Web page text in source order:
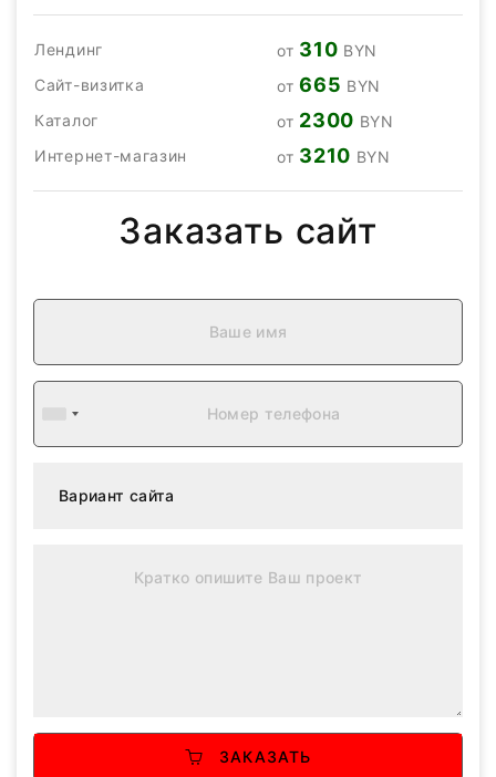
Лендинг от 310 BYN
Сайт-визитка
от665 BYN
Каталог
от 2300 BYN
Интернет-магазин
от 3210 BYN
Заказать сайт
ЗАКАЗАТЬ